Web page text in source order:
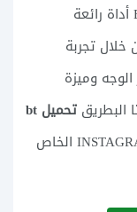
مؤقت ، يعد تطبيق انستا البطريق Bt insta أداة رائعة
تجربة
وميزة
البطريق
تحميل bt
الرفيق المثالي لحساب انستقرام INSTAGRAM الخاص